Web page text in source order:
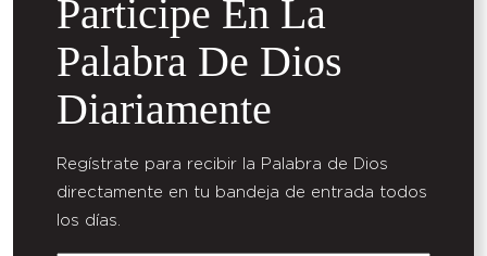
Participe En La
Palabra De Dios
Diariamente
Regístrate para recibir la Palabra de Dios
directamente en tu bandeja de entrada todos
los días.